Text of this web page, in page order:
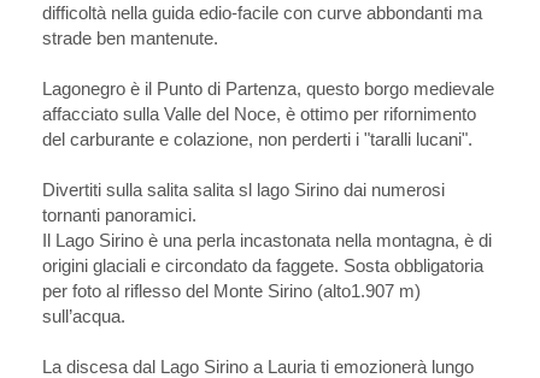
difficoltà nella guida edio-facile con curve abbondanti ma
strade ben mantenute.
Lagonegro è il Punto di Partenza, questo borgo medievale
affacciato sulla Valle del Noce, è ottimo per rifornimento
del carburante e colazione, non perderti i "taralli lucani".
Divertiti sulla salita salita sl lago Sirino dai numerosi
tornanti panoramici.
Il Lago Sirino è una perla incastonata nella montagna, è di
origini glaciali e circondato da faggete. Sosta obbligatoria
per foto al riflesso del Monte Sirino (alto1.907 m)
sull’acqua.
La discesa dal Lago Sirino a Lauria ti emozionerà lungo